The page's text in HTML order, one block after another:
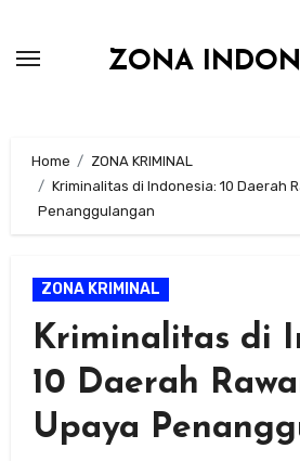
ZONA
Home
ZONA KRIMINAL
Kriminalitas di Indonesia: 10 Daerah
Penanggulangan
ZONA KRIMINAL
Kriminalitas di
10 Daerah
Upaya